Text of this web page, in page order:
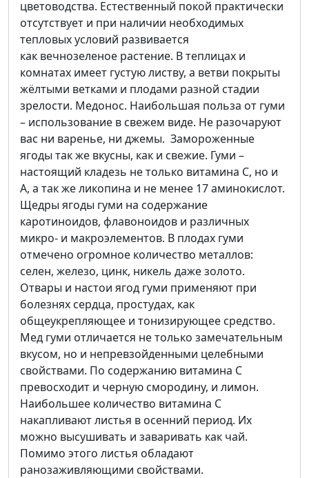
цветоводства. Естественный покой практически
отсутствует и при наличии необходимых
тепловых условий развивается
как вечнозеленое растение. В теплицах и
комнатах имеет густую листву, а ветви покрыты
жёлтыми ветками и плодами разной стадии
зрелости. Медонос. Наибольшая польза от гуми
– использование в свежем виде. Не разочаруют
вас ни варенье, ни джемы. Замороженные
ягоды так же вкусны, как и свежие. Гуми –
настоящий кладезь не только витамина С, но и
А, а так же ликопина и не менее 17 аминокислот.
Щедры ягоды гуми на содержание
каротиноидов, флавоноидов и различных
микро- и макроэлементов. В плодах гуми
отмечено огромное количество металлов:
селен, железо, цинк, никель даже золото.
Отвары и настои ягод гуми применяют при
болезнях сердца, простудах, как
общеукрепляющее и тонизирующее средство.
Мед гуми отличается не только замечательным
вкусом, но и непревзойденными целебными
свойствами. По содержанию витамина С
превосходит и черную смородину, и лимон.
Наибольшее количество витамина С
накапливают листья в осенний период. Их
можно высушивать и заваривать как чай.
Помимо этого листья обладают
ранозаживляющими свойствами.